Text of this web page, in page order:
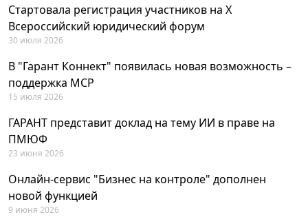
Стартовала регистрация участников на X
Всероссийский юридический форум
30 июля 2026
В "Гарант Коннект" появилась новая возможность –
поддержка MCP
15 июля 2026
ГАРАНТ представит доклад на тему ИИ в праве на
ПМЮФ
23 июня 2026
Онлайн-сервис "Бизнес на контроле" дополнен
новой функцией
9 июня 2026